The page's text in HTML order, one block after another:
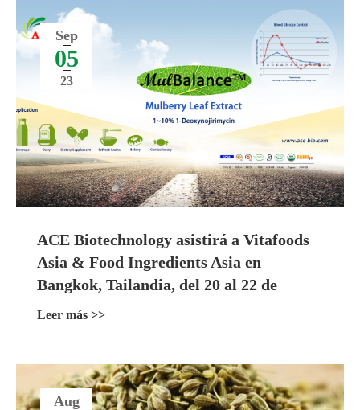
Sep
05
23
ACE Biotechnology asistirá a Vitafoods
Asia & Food Ingredients Asia en
Bangkok, Tailandia, del 20 al 22 de
septiembre de 2023
Leer más >>
Aug